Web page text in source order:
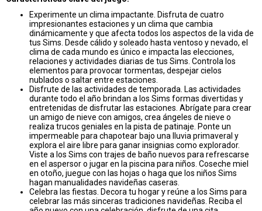
Experimente un clima impactante. Disfruta de cuatro
impresionantes estaciones y un clima que cambia
dinámicamente y que afecta todos los aspectos de la vida de
tus Sims. Desde cálido y soleado hasta ventoso y nevado, el
clima de cada mundo es único e impacta las elecciones,
relaciones y actividades diarias de tus Sims. Controla los
elementos para provocar tormentas, despejar cielos
nublados o saltar entre estaciones.
Disfrute de las actividades de temporada. Las actividades
durante todo el año brindan a los Sims formas divertidas y
entretenidas de disfrutar las estaciones. Abrígate para crear
un amigo de nieve con amigos, crea ángeles de nieve o
realiza trucos geniales en la pista de patinaje. Ponte un
impermeable para chapotear bajo una lluvia primaveral y
explora el aire libre para ganar insignias como explorador.
Viste a los Sims con trajes de baño nuevos para refrescarse
en el aspersor o jugar en la piscina para niños. Coseche miel
en otoño, juegue con las hojas o haga que los niños Sims
hagan manualidades navideñas caseras.
Celebra las fiestas. Decora tu hogar y reúne a los Sims para
celebrar las más sinceras tradiciones navideñas. Reciba el